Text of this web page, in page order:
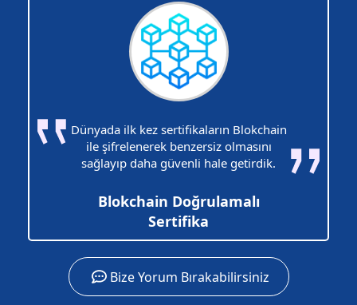
Dünyada ilk kez sertifikaların Blokchain
ile şifrelenerek benzersiz olmasını
sağlayıp daha güvenli hale getirdik.
Blokchain Doğrulamalı
Sertifika
Bize Yorum Bırakabilirsiniz